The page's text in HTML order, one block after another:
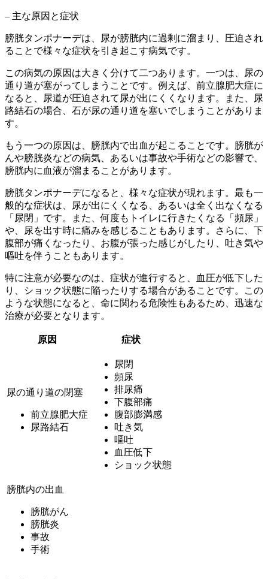
– 主な原因と症状
膀胱タンポナーデは、尿が膀胱内に過剰に溜まり、圧迫され
ることで様々な症状を引き起こす病気です。
この病気の原因は大きく分けて二つあります。一つは、尿の
通り道が塞がってしまうことです。例えば、 前立腺肥大症に
なると、尿道が圧迫されて尿が出にくくなります。また、尿
路結石の場合、石が尿の通り道を塞いでしまうことがありま
す。
もう一つの原因は、膀胱内で出血が起こることです。膀胱が
んや膀胱炎などの病気、あるいは事故や手術などの影響で、
膀胱内に血液が溜まることがあります。
膀胱タンポナーデになると、様々な症状が現れます。最も一
般的な症状は、
尿が出にくくなる、あるいは全く出なくなる
「尿閉」 です。また、何度もトイレに行きたくなる「頻尿」
や、尿を出す時に痛みを感じる こともあります。さらに、 下
腹部が痛くなったり、お腹が張った感じがしたり、吐き気や
嘔吐を伴うこともあります。
特に注意が必要なのは、症状が進行すると、
血圧が低下した
り、ショック状態に陥ったりする場合があることです。この
ような状態になると、命に関わる危険性もあるため、迅速な
治療が必要となります。
原因 症状
尿の通り道の閉塞
前立腺肥大症
尿路結石
尿閉
頻尿
排尿痛
下腹部痛
腹部膨満感
吐き気
嘔吐
血圧低下
ショック状態
膀胱内の出血
膀胱がん
膀胱炎
事故
手術